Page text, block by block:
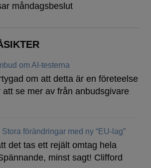
måndagsbeslut
om AI-testerna
om att detta är en företeelse
se mer av från anbudsgivare
Stora förändringar med ny “EU-lag”
det tas ett rejält omtag hela
minst sagt! Clifford